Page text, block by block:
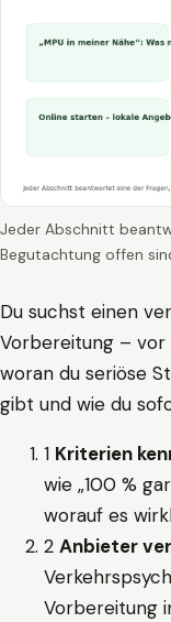
Jeder Abschnitt
Begutachtung offen
Du suchst einen
Vorbereitung –
woran du seriöse
gibt und wie du
1 Kriterien
wie „100 %
worauf es
2 Anbieter
Vorbereitung